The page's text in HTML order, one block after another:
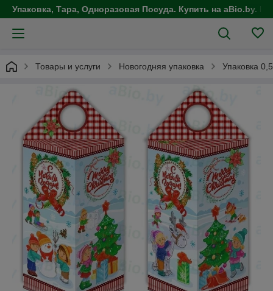
Упаковка, Тара, Одноразовая Посуда. Купить на aBio.by.
Товары и услуги Новогодняя упаковка Упаковка